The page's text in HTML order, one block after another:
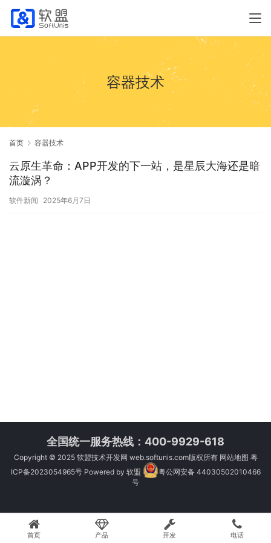
容器技术
首页 容器技术
云原生革命：APP开发的下一站，是星辰大海还是暗
流漩涡？
软件新闻 2025年6月7日
全国统一服务热线：400-9929-618
Copyright © 2025 软盟技术开发网 web.softunis.com版权所有 网站地图 粤
ICP备2023054965号Powered by 软盟
粤公网安备 44030502010466
号
首页 产品 开发 电话